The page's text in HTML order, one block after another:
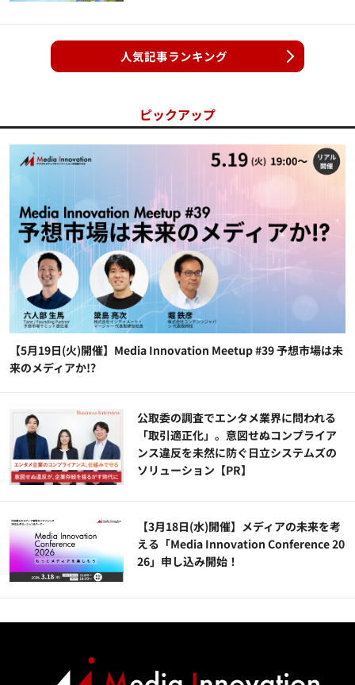
人気記事ランキング
ピックアップ
【5月19日(火)開催】Media Innovation Meetup #39 予想市場は未
来のメディアか!?
公​​取委の調査でエンタメ業界に問われる
「取引適正化」。意図せぬコンプライア
ンス違反を未然に防ぐ日立システムズの
ソリューション​【PR】
【3月18日(水)開催】メディアの未来を考
える「Media Innovation Conference 20
26」申し込み開始！